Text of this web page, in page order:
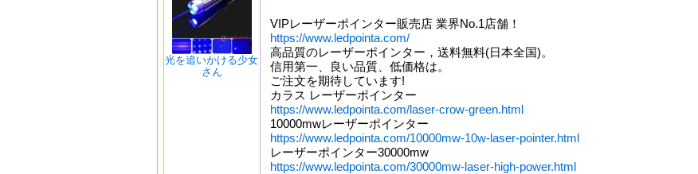
光を追いかける少女
さん
VIPレーザーポインター販売店 業界No.1店舗！
https://www.ledpointa.com/
高品質のレーザーポインター，送料無料(日本全国)。
信用第一、良い品質、低価格は。
ご注文を期待しています!
カラス レーザーポインター
https://www.ledpointa.com/laser-crow-green.html
10000mwレーザーポインター
https://www.ledpointa.com/10000mw-10w-laser-pointer.html
レーザーポインター30000mw
https://www.ledpointa.com/30000mw-laser-high-power.html